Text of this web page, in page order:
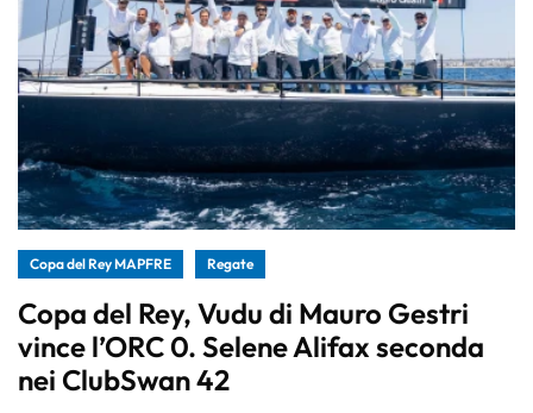
Copa del Rey MAPFRE Regate
Copa del Rey, Vudu di Mauro Gestri
vince l’ORC 0. Selene Alifax seconda
nei ClubSwan 42